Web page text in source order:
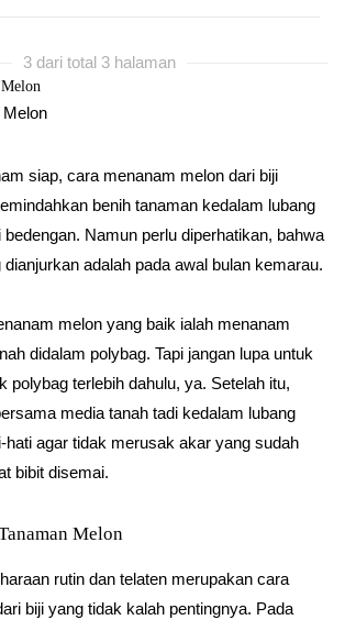
3 dari total 3 halaman
siap, cara menanam melon dari biji
benih tanaman kedalam lubang
Namun perlu diperhatikan, bahwa
adalah pada awal bulan kemarau.
melon yang baik ialah menanam
didalam polybag. Tapi jangan lupa untuk
polybag terlebih dahulu, ya. Setelah itu,
media tanah tadi kedalam lubang
hati agar tidak merusak akar yang sudah
bibit disemai.
Melon
rutin dan telaten merupakan cara
biji yang tidak kalah pentingnya. Pada